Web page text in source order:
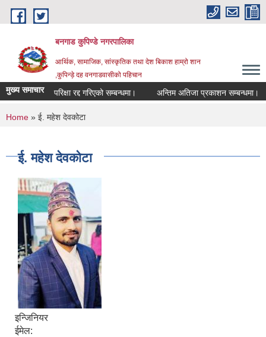
Skip to main content
बनगाड कुपिण्डे नगरपालिका
आर्थिक, सामाजिक, सांस्कृतिक तथा देश बिकाश हाम्रो शान
,कुपिन्ड़े दह वनगाडवासीको पहिचान
मुख्य समाचारपरिक्षा रद्द गरिएको सम्बन्धमा। अन्तिम अतिजा प्रकाशन सम्बन्धमा।
You are here
Home » ई. महेश देवकोटा
ई. महेश देवकोटा
इन्जिनियर
ईमेल: